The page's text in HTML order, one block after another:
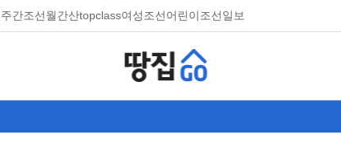
주간조선월간산topclass여성조선어린이조선일보